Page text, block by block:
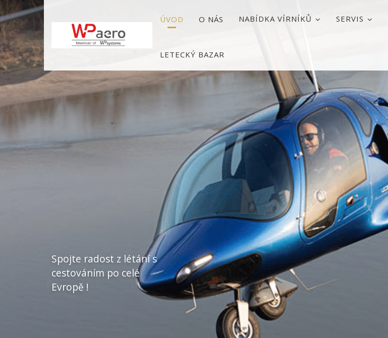
ÚVOD O NÁS NABÍDKA VÍRNÍKŮ SERVIS
LETECKÝ BAZAR
Spojte radost z létání s
cestováním po celé
Evropě !